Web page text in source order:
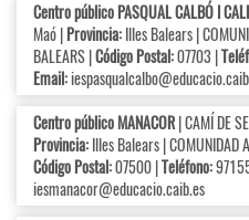
Centro público PASQUAL CALBÓ I
Maó |Provincia:Illes Balears |
BALEARS |Código Postal:07703 |
Email:
Centro público MANACOR| CAMÍ DE
Provincia:Illes Balears | COMUNIDAD
Código Postal:07500 |Teléfono:
iesmanacor@educacio.caib.es